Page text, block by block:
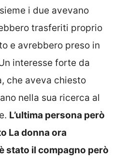
i due avevano
trasferiti proprio
e avrebbero preso in
interesse forte da
che aveva chiesto
nella sua ricerca al
L’ultima persona però
La donna ora
stato il compagno però